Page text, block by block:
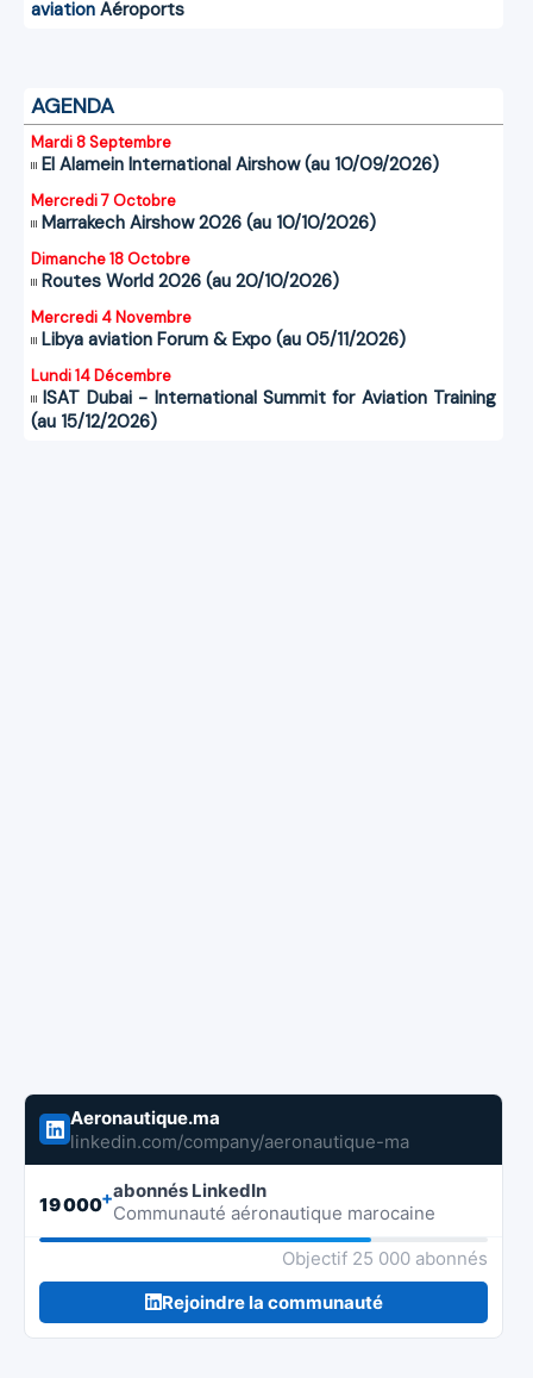
aviation Aéroports
AGENDA
Mardi 8 Septembre
El Alamein International Airshow (au 10/09/2026)
Mercredi 7 Octobre
Marrakech Airshow 2026 (au 10/10/2026)
Dimanche 18 Octobre
Routes World 2026 (au 20/10/2026)
Mercredi 4 Novembre
Libya aviation Forum & Expo (au 05/11/2026)
Lundi 14 Décembre
ISAT Dubai - International Summit for Aviation Training
(au 15/12/2026)
Aeronautique.ma
linkedin.com/company/aeronautique-ma
19 000+abonnés LinkedIn
Communauté aéronautique marocaine
Objectif 25 000 abonnés
Rejoindre la communauté